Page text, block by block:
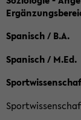
Spanisch / B.A.
Spanisch / M.Ed.